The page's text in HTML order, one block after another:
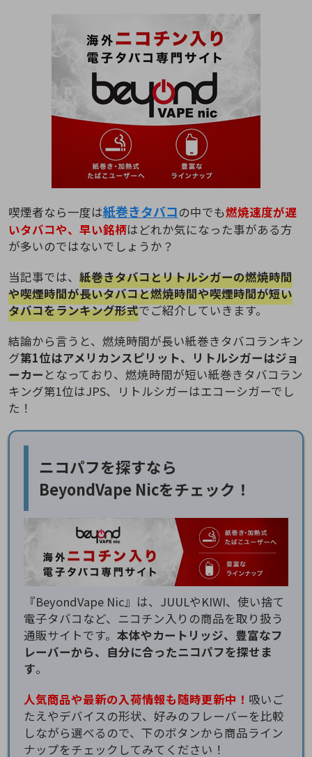
喫煙者なら一度は紙巻きタバコの中でも燃焼速度が遅
いタバコや、早い銘柄はどれか気になった事がある方
が多いのではないでしょうか？
当記事では、 紙巻きタバコとリトルシガーの燃焼時間
や喫煙時間が長いタバコと燃焼時間や喫煙時間が短い
タバコをランキング形式でご紹介していきます。
結論から言うと、燃焼時間が長い紙巻きタバコランキン
グ第1位はアメリカンスピリット、リトルシガーはジョ
ーカー となっており、燃焼時間が短い紙巻きタバコラン
キング第1位はJPS、リトルシガーはエコーシガーでし
た！
ニコパフを探すなら
BeyondVape Nicをチェック！
『BeyondVape Nic』は、JUULやKIWI、使い捨て
電子タバコなど、ニコチン入りの商品を取り扱う
通販サイトです。 本体やカートリッジ、豊富なフ
レーバーから、自分に合ったニコパフを探せま
す。
人気商品や最新の入荷情報も随時更新中！ 吸いご
たえやデバイスの形状、好みのフレーバーを比較
しながら選べるので、下のボタンから商品ライン
ナップをチェックしてみてください！